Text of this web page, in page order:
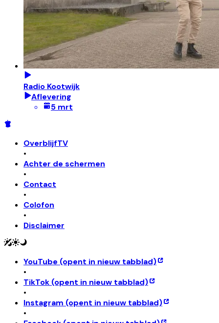
Radio Kootwijk
Aflevering
5 mrt
OverblijfTV
•
Achter de schermen
•
Contact
•
Colofon
•
Disclaimer
YouTube (opent in nieuw tabblad)
•
TikTok (opent in nieuw tabblad)
•
Instagram (opent in nieuw tabblad)
•